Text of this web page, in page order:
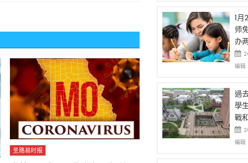
圣路易时报
1
师
办
编辑
過
學
戰
编辑